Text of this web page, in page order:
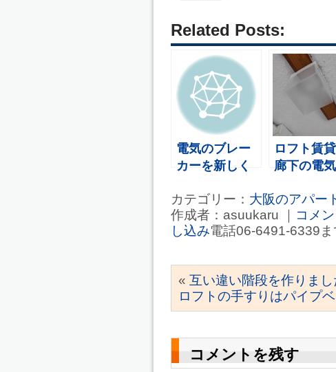
Related Posts:
電気のブレー
カーを新しく
ロフト賃
廊下の電
た。
カテゴリー： 大阪のアパー
作成者：asuukaru ｜ コメ
し込み電話06-6491-6339ま
« 互い違い階段を作りまし
ロフトの手すりはパイプ
コメントを残す